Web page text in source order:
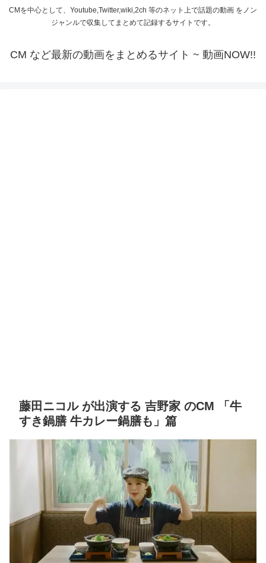
CMを中心として、Youtube,Twitter,wiki,2ch 等のネット上で話題の動画 をノン
ジャンルで収集してまとめて記録するサイトです。
CM など最新の動画をまとめるサイト ~ 動画NOW!!
藤田ニコル が出演する 吉野家 のCM 「牛
すき鍋膳 牛カレー鍋膳も」篇